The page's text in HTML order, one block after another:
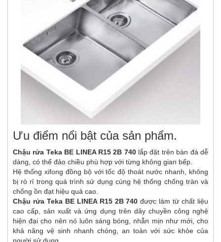
Ưu điểm nổi bật của sản phẩm.
Chậu rửa Teka BE LINEA R15 2B 740lắp đặt trên bàn đá dễ
dàng, có thể đảo chiều phù hợp với từng không gian bếp.
Hệ thống xifong đồng bộ với tốc độ thoát nước nhanh, không
bị rò rỉ trong quá trình sử dụng cùng hệ thống chống tràn và
chống ồn đạt hiệu quả cao.
Chậu rửa Teka BE LINEA R15 2B 740được làm từ chất liệu
cao cấp, sản xuất và ứng dụng trên dây chuyền công nghệ
hiện đại cho nên nó luôn sáng bóng, nhẵn mịn như mới, cho
khả năng vệ sinh nhanh chóng, an toàn với sức khỏe của